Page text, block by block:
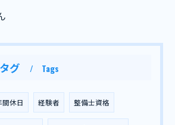
タグ Tags
間休日 経験者 整備士資格